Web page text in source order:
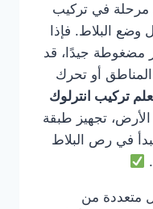
مرحلة في تركيب
وضع البلاط. فإذا
مضغوطة جيدًا، قد
أو تحرك
تركيب انترلوك
تجهيز طبقة
في رص البلاط
متعددة من